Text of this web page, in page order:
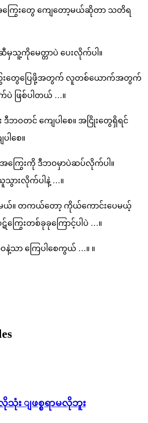
ြွေးတွေ ကျေတော့မယ်ဆိုတာ သတိရ
သူ့ကိုမေတ္တာပဲ ပေးလိုက်ပါ။
ေးတွေပြေဖို့အတွက် လူတစ်ယောက်အတွက်
ဖြစ်ပါတယ် …။
ဘဝတင် ကျေပါစေ။ အငြိုးတွေရှိရင်
ါစေ။
ကြွေးကို ဒီဘဝမှာပဲဆပ်လိုက်ပါ။
ားလိုက်ပါနဲ့ …။
ယ်။ တကယ်တော့ ကိုယ်ကောင်းပေမယ့်
ြွေးတစ်ခုခုကြောင့်ပါပဲ …။
နဲ့သာ ကြေပါစေကွယ် …။ ။
း ျဖစ္စရာမလိုဘူး